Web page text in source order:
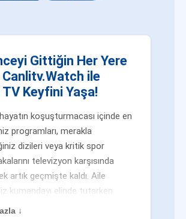
Gittiğin Her Yere
Canlitv.Watch ile
TV Keyfini Yaşa!
koşuşturmacası içinde en
programları, merakla
dizileri veya kritik spor
televizyon karşısında
artık geçmişte kaldı. Aile
kumandayı elinde tutarken
evden uzaktayken bile
↓